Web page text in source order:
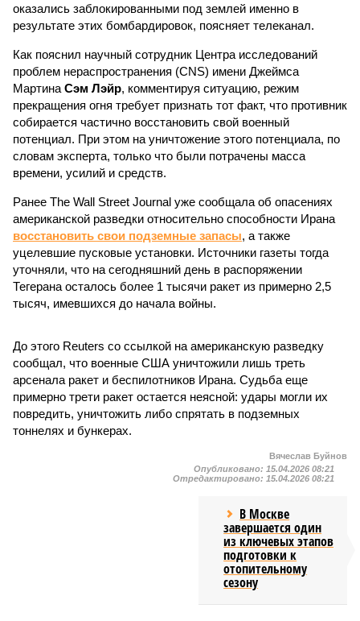
оказались заблокированными под землей именно в
результате этих бомбардировок, поясняет телеканал.
Как пояснил научный сотрудник Центра исследований
проблем нераспространения (CNS) имени Джеймса
Мартина Сэм Лэйр, комментируя ситуацию, режим
прекращения огня требует признать тот факт, что противник
собирается частично восстановить свой военный
потенциал. При этом на уничтожение этого потенциала, по
словам эксперта, только что были потрачены масса
времени, усилий и средств.
Ранее The Wall Street Journal уже сообщала об опасениях
американской разведки относительно способности Ирана
восстановить свои подземные запасы, а также
уцелевшие пусковые установки. Источники газеты тогда
уточняли, что на сегодняшний день в распоряжении
Тегерана осталось более 1 тысячи ракет из примерно 2,5
тысяч, имевшихся до начала войны.
До этого Reuters со ссылкой на американскую разведку
сообщал, что военные США уничтожили лишь треть
арсенала ракет и беспилотников Ирана. Судьба еще
примерно трети ракет остается неясной: удары могли их
повредить, уничтожить либо спрятать в подземных
тоннелях и бункерах.
Вячеслав Буйнов
Опубликовано: 15.04.2026 08:21
Отредактировано: 15.04.2026 08:21
В Москве
завершается один
из ключевых этапов
подготовки к
отопительному
сезону